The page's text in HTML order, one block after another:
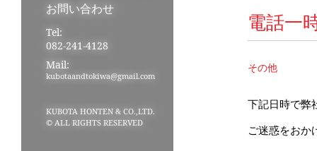
お問い合わせ
Tel:
082-241-4128
Mail:
kubotaandtokiwa@gmail.com
KUBOTA HONTEN & CO.,LTD.
© ALL RIGHTS RESERVED
電話一
その他
下記日時で弊
ご迷惑をおか